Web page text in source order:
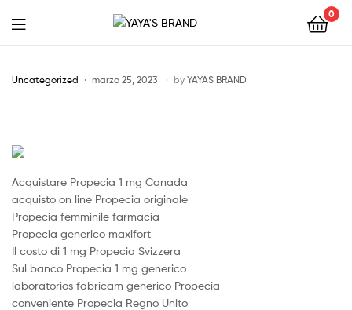
BRAND
0
Uncategorized marzo 25, 2023 by YAYAS BRAND
Acquistare Propecia 1 mg Canada
acquisto on line Propecia originale
Propecia femminile farmacia
Propecia generico maxifort
Il costo di 1 mg Propecia Svizzera
Sul banco Propecia 1 mg generico
laboratorios fabricam generico Propecia
conveniente Propecia Regno Unito